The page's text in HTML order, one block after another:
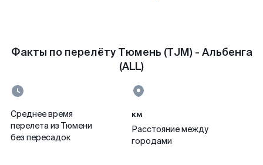
Факты по перелёту Тюмень (TJM) - Альбенга
(ALL)
Среднее время
перелета из Тюмени
без пересадок
км
Расстояние между
городами